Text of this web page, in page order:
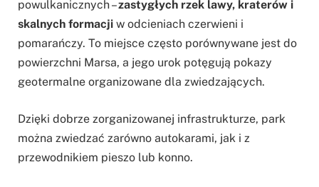
powulkanicznych –zastygłych rzek lawy, kraterów i
skalnych formacji w odcieniach czerwieni i
pomarańczy. To miejsce często porównywane jest do
powierzchni Marsa, a jego urok potęgują pokazy
geotermalne organizowane dla zwiedzających.
Dzięki dobrze zorganizowanej infrastrukturze, park
można zwiedzać zarówno autokarami, jak i z
przewodnikiem pieszo lub konno.